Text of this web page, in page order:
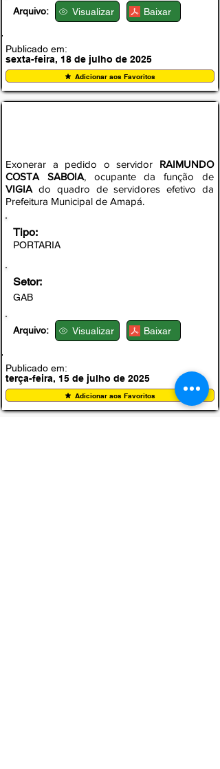
Arquivo: Visualizar Baixar
Publicado em:
sexta-feira, 18 de julho de 2025
Adicionar aos Favoritos
Exonerar a pedido o servidor RAIMUNDO
COSTA SABOIA, ocupante da função de
VIGIA do quadro de servidores efetivo da
Prefeitura Municipal de Amapá.
Tipo:
PORTARIA
Setor:
GAB
Arquivo: Visualizar Baixar
Publicado em:
terça-feira, 15 de julho de 2025
Adicionar aos Favoritos